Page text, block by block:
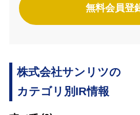
無料会員登
株式会社サンリツの
カテゴリ別IR情報